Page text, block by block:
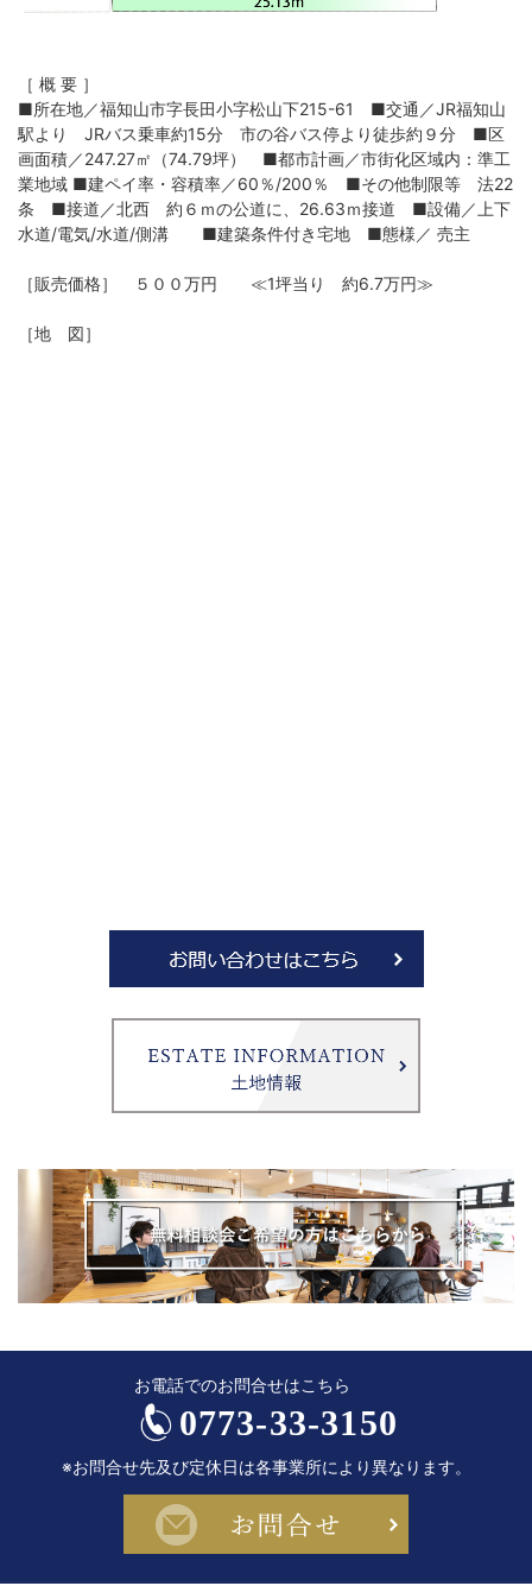
［ 概 要 ］
■所在地／福知山市字長田小字松山下215-61 ■交通／JR福知山
駅より JRバス乗車約15分 市の谷バス停より徒歩約９分 ■区
画面積／247.27㎡（74.79坪） ■都市計画／市街化区域内：準工
業地域 ■建ペイ率・容積率／60％/200％ ■その他制限等 法22
条 ■接道／北西 約６ｍの公道に、26.63ｍ接道 ■設備／上下
水道/電気/水道/側溝 ■建築条件付き宅地 ■態様／ 売主
［販売価格］ ５００万円 ≪1坪当り 約6.7万円≫
［地 図］
お電話でのお問合せはこちら
0773-33-3150
※お問合せ先及び定休日は各事業所により異なります。